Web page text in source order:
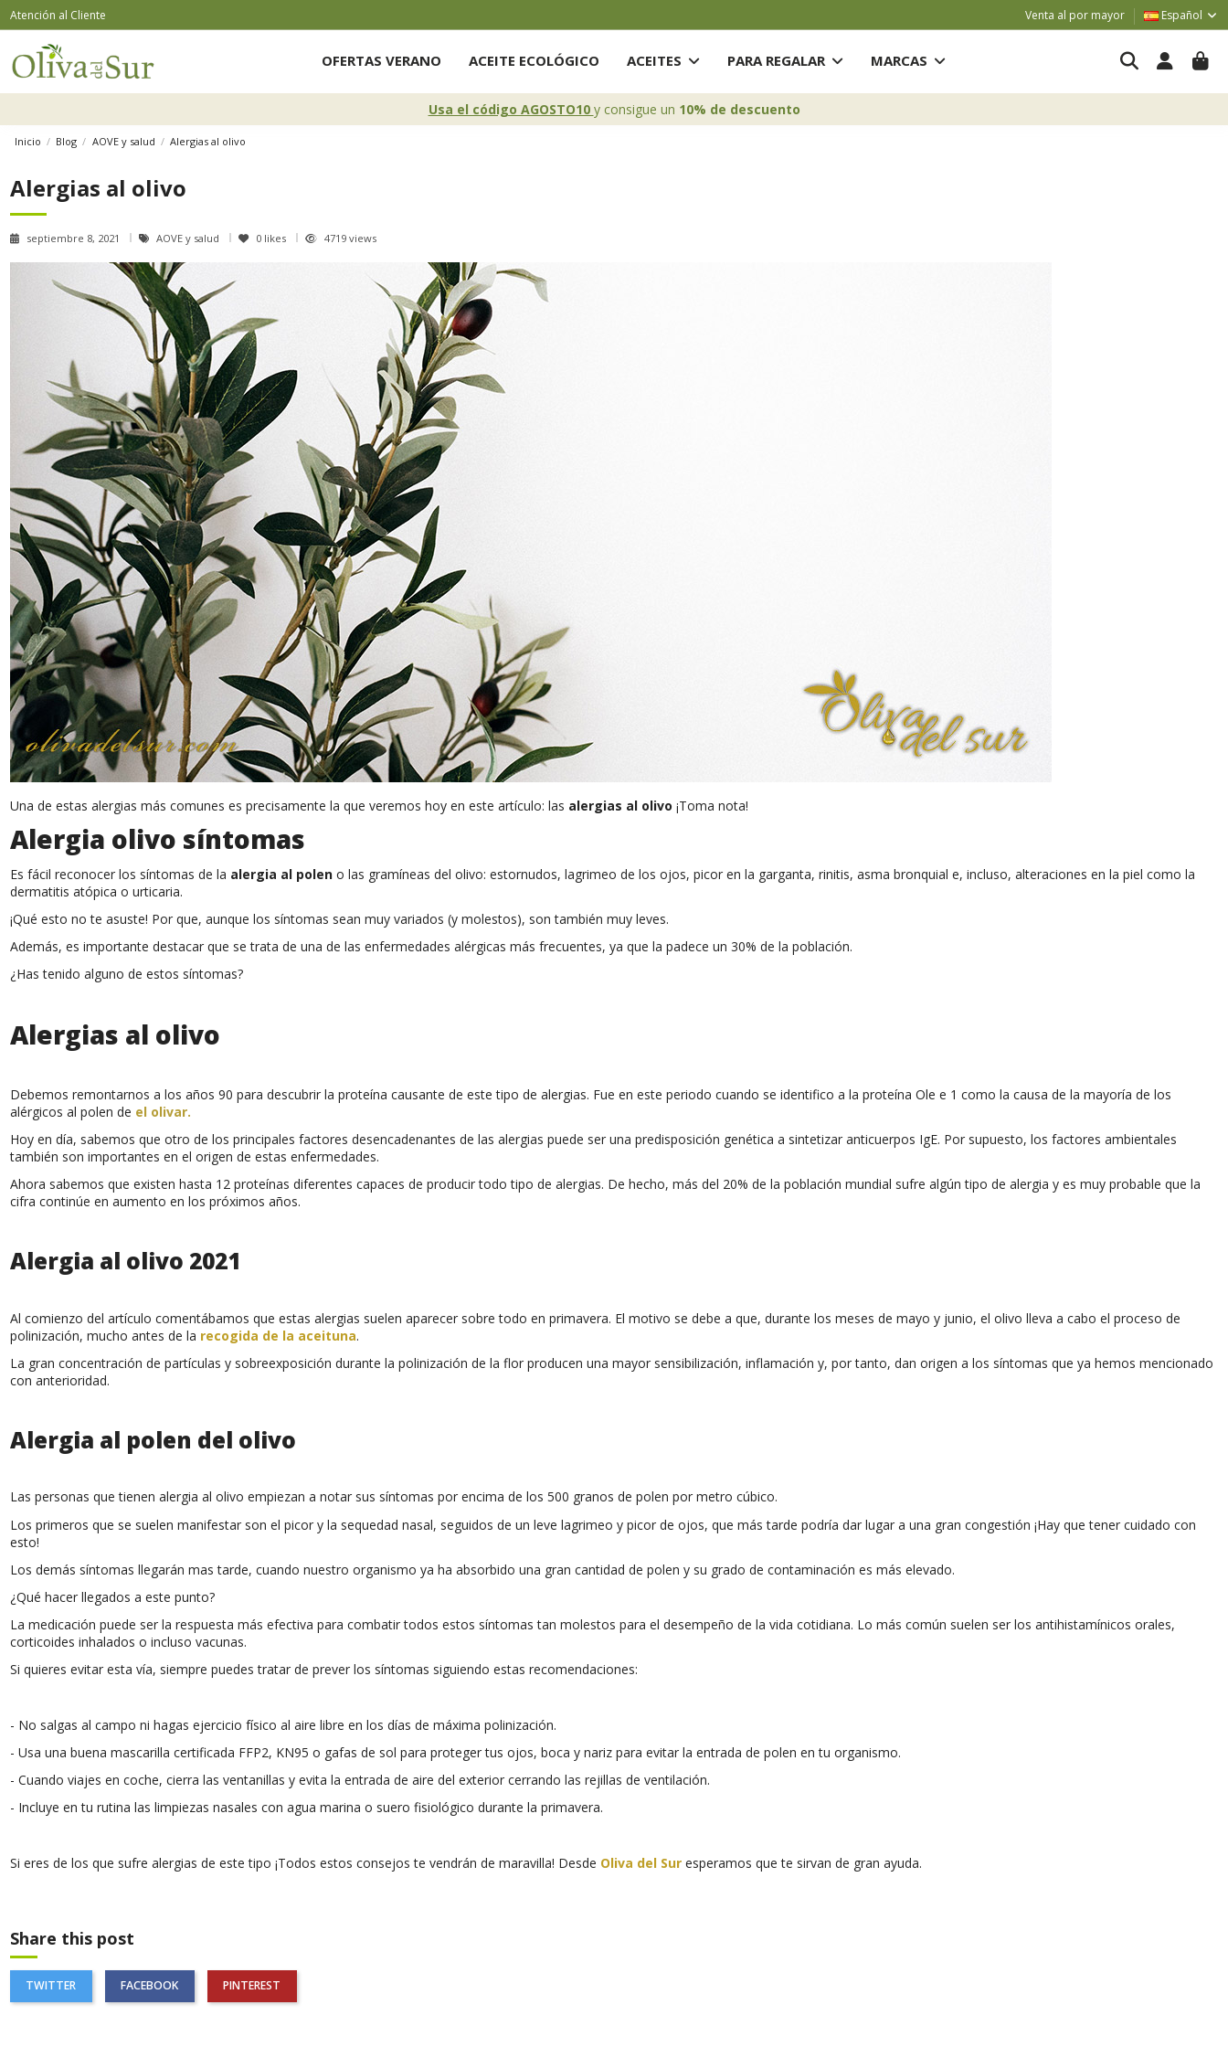
Atención al Cliente Venta al por mayor Español
OFERTAS VERANO ACEITE ECOLÓGICO ACEITES PARA REGALAR MARCAS
Usa el código AGOSTO10 y consigue un 10% de descuento
Inicio Blog AOVE y salud Alergias al olivo
Alergias al olivo
septiembre 8, 2021 AOVE y salud 0 likes 4719 views
Una de estas alergias más comunes es precisamente la que veremos hoy en este artículo: las alergias al olivo ¡Toma nota!
Alergia olivo síntomas
Es fácil reconocer los síntomas de la alergia al poleno las gramíneas del olivo: estornudos, lagrimeo de los ojos, picor en la garganta, rinitis, asma bronquial e, incluso, alteraciones en la piel como la
dermatitis atópica o urticaria.
¡Qué esto no te asuste! Por que, aunque los síntomas sean muy variados (y molestos), son también muy leves.
Además, es importante destacar que se trata de una de las enfermedades alérgicas más frecuentes, ya que la padece un 30% de la población.
¿Has tenido alguno de estos síntomas?
Alergias al olivo
Debemos remontarnos a los años 90 para descubrir la proteína causante de este tipo de alergias. Fue en este periodo cuando se identifico a la proteína Ole e 1 como la causa de la mayoría de los
alérgicos al polen de el olivar.
Hoy en día, sabemos que otro de los principales factores desencadenantes de las alergias puede ser una predisposición genética a sintetizar anticuerpos IgE. Por supuesto, los factores ambientales
también son importantes en el origen de estas enfermedades.
Ahora sabemos que existen hasta 12 proteínas diferentes capaces de producir todo tipo de alergias. De hecho, más del 20% de la población mundial sufre algún tipo de alergia y es muy probable que la
cifra continúe en aumento en los próximos años.
Alergia al olivo 2021
Al comienzo del artículo comentábamos que estas alergias suelen aparecer sobre todo en primavera. El motivo se debe a que, durante los meses de mayo y junio, el olivo lleva a cabo el proceso de
polinización, mucho antes de la recogida de la aceituna.
La gran concentración de partículas y sobreexposición durante la polinización de la flor producen una mayor sensibilización, inflamación y, por tanto, dan origen a los síntomas que ya hemos mencionado
con anterioridad.
Alergia al polen del olivo
Las personas que tienen alergia al olivo empiezan a notar sus síntomas por encima de los 500 granos de polen por metro cúbico.
Los primeros que se suelen manifestar son el picor y la sequedad nasal, seguidos de un leve lagrimeo y picor de ojos, que más tarde podría dar lugar a una gran congestión ¡Hay que tener cuidado con
esto!
Los demás síntomas llegarán mas tarde, cuando nuestro organismo ya ha absorbido una gran cantidad de polen y su grado de contaminación es más elevado.
¿Qué hacer llegados a este punto?
La medicación puede ser la respuesta más efectiva para combatir todos estos síntomas tan molestos para el desempeño de la vida cotidiana. Lo más común suelen ser los antihistamínicos orales,
corticoides inhalados o incluso vacunas.
Si quieres evitar esta vía, siempre puedes tratar de prever los síntomas siguiendo estas recomendaciones:
- No salgas al campo ni hagas ejercicio físico al aire libre en los días de máxima polinización.
- Usa una buena mascarilla certificada FFP2, KN95 o gafas de sol para proteger tus ojos, boca y nariz para evitar la entrada de polen en tu organismo.
- Cuando viajes en coche, cierra las ventanillas y evita la entrada de aire del exterior cerrando las rejillas de ventilación.
- Incluye en tu rutina las limpiezas nasales con agua marina o suero fisiológico durante la primavera.
Si eres de los que sufre alergias de este tipo ¡Todos estos consejos te vendrán de maravilla! Desde Oliva del Suresperamos que te sirvan de gran ayuda.
Share this post
TWITTER FACEBOOK PINTEREST